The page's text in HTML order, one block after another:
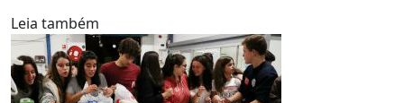
Leia também